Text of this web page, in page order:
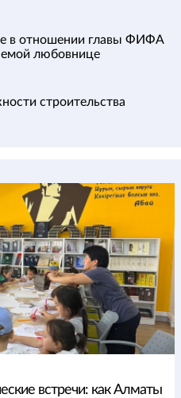
в отношении главы ФИФА
любовнице
строительства
встречи: как Алматы